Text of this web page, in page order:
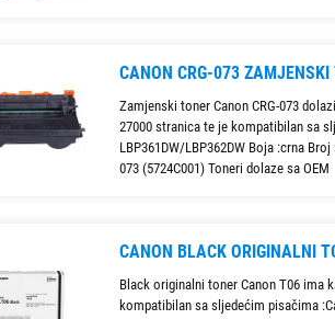
CANON CRG-073
Zamjenski toner Canon CRG-073
27000 stranica te je kompatibilan sa
LBP361DW/LBP362DW Boja :crna
073 (5724C001) Toneri dolaze sa OEM
CANON BLACK ORIGINALNI
Black originalni toner Canon T06 ima
kompatibilan sa sljedećim pisačima